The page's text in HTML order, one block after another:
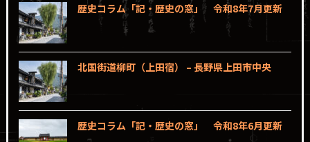
歴史コラム「記・歴史の窓」 令和8年7月更新
北国街道柳町（上田宿） – 長野県上田市中央
歴史コラム「記・歴史の窓」 令和8年6月更新